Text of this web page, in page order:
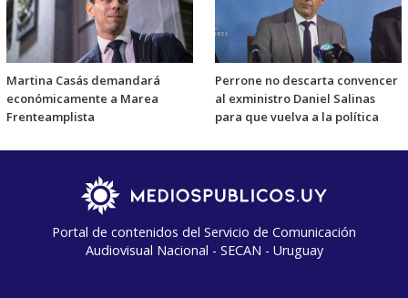
Martina Casás demandará
económicamente a Marea
Frenteamplista
Perrone no descarta convencer
al exministro Daniel Salinas
para que vuelva a la política
Portal de contenidos del Servicio de Comunicación
Audiovisual Nacional - SECAN - Uruguay